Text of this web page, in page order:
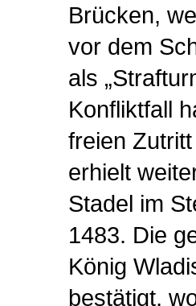
Brücken,
vor dem
als
Konfliktfall
freien
erhielt
Stadel im
1483. Die
König
bestätigt,